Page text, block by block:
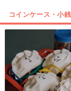
不快な環境でのノイ
コインケース・小